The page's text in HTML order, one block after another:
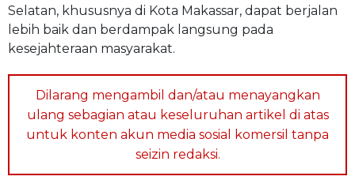
Selatan, khususnya di Kota Makassar, dapat berjalan
lebih baik dan berdampak langsung pada
kesejahteraan masyarakat.
Dilarang mengambil dan/atau menayangkan
ulang sebagian atau keseluruhan artikel di atas
untuk konten akun media sosial komersil tanpa
seizin redaksi.